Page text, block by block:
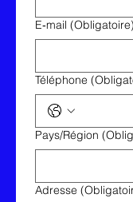
E‑mail (Obligatoire)
Téléphone
Adresse multiligne
Pays/Région
Adresse